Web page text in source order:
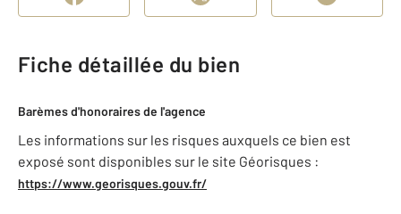
Fiche détaillée du bien
Barèmes d'honoraires de l'agence
Les informations sur les risques auxquels ce bien est
exposé sont disponibles sur le site Géorisques :
https://www.georisques.gouv.fr/